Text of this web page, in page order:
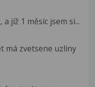
jíž 1 měsíc jsem si...
má zvetsene uzliny